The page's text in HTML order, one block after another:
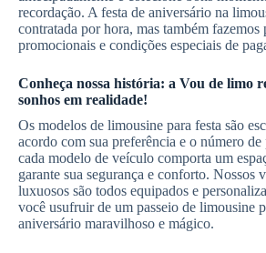
recordação. A festa de aniversário na
contratada por hora, mas também fazemos
promocionais e condições especiais de
Conheça nossa história: a Vou de limo
sonhos em realidade!
Os modelos de limousine para festa são
acordo com sua preferência e o número de
cada modelo de veículo comporta um
garante sua segurança e conforto. Nossos
luxuosos são todos equipados e
você usufruir de um passeio de limousine
aniversário maravilhoso e mágico.